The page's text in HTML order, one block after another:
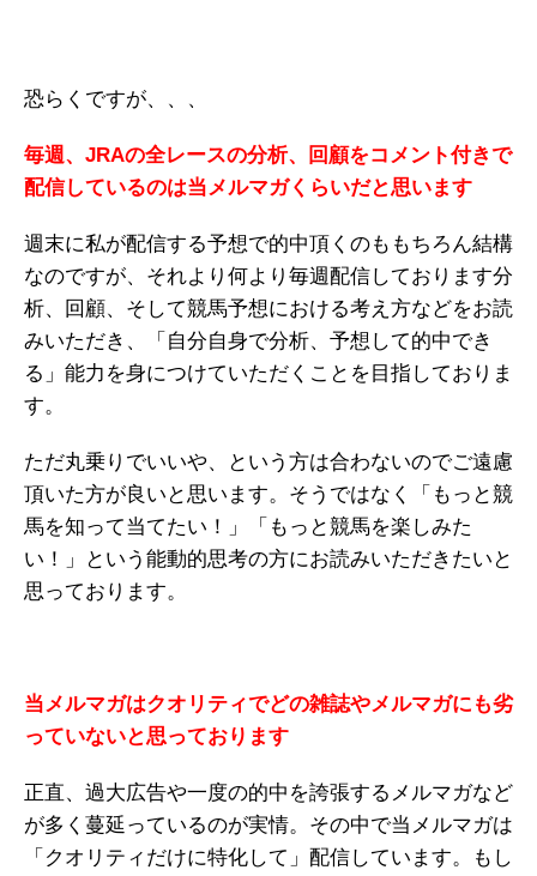
恐らくですが、、、
毎週、JRAの全レースの分析、回顧をコメント付きで
配信しているのは当メルマガくらいだと思います
週末に私が配信する予想で的中頂くのももちろん結構
なのですが、それより何より毎週配信しております分
析、回顧、そして競馬予想における考え方などをお読
みいただき、「自分自身で分析、予想して的中でき
る」能力を身につけていただくことを目指しておりま
す。
ただ丸乗りでいいや、という方は合わないのでご遠慮
頂いた方が良いと思います。そうではなく「もっと競
馬を知って当てたい！」「もっと競馬を楽しみた
い！」という能動的思考の方にお読みいただきたいと
思っております。
当メルマガはクオリティでどの雑誌やメルマガにも劣
っていないと思っております
正直、過大広告や一度の的中を誇張するメルマガなど
が多く蔓延っているのが実情。その中で当メルマガは
「クオリティだけに特化して」配信しています。もし